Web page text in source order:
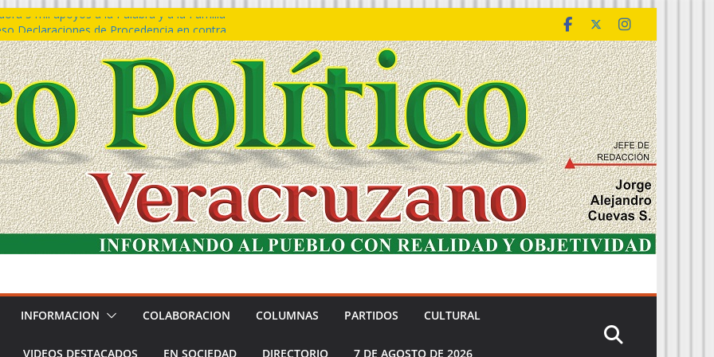
5 mil apoyos a la Palabra y a la Familia
Declaraciones de Procedencia en contra
𝙂𝙤𝙗𝙞𝙚𝙧𝙣𝙤 𝙙𝙚𝙡 𝙀𝙨𝙩𝙖𝙙𝙤 𝙖 𝙙𝙞𝙨𝙛𝙧𝙪𝙩𝙖𝙧
𝙙𝙚𝙡 𝙈𝙖𝙧 𝙚𝙣 𝘾𝙤𝙖𝙩𝙯𝙖𝙘𝙤𝙖𝙡𝙘𝙤𝙨
de policías con vocación de servicio y
SSP
Bravo rechaza acusaciones y asegura que
solicitud de desafuero
INFORMACION COLABORACION COLUMNAS PARTIDOS CULTURAL
VIDEOS DESTACADOS EN SOCIEDAD DIRECTORIO 7 DE AGOSTO DE 2026